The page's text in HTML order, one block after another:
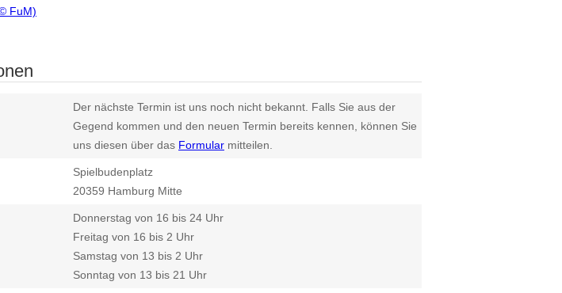
FuM)
Der nächste Termin ist uns noch nicht bekannt. Falls Sie aus der
Gegend kommen und den neuen Termin bereits kennen, können Sie
uns diesen über das Formular mitteilen.
Spielbudenplatz
20359 Hamburg Mitte
Donnerstag von 16 bis 24 Uhr
Freitag von 16 bis 2 Uhr
Samstag von 13 bis 2 Uhr
Sonntag von 13 bis 21 Uhr